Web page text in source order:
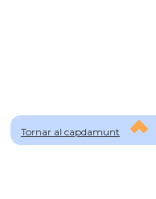
Tornar al capdamunt